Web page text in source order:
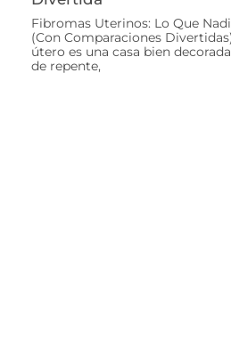
Fibromas Uterinos: Lo Que
(Con Comparaciones
útero es una casa bien
de repente,